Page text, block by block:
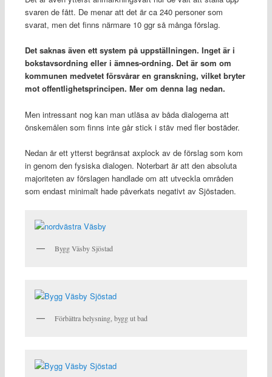
svaren de fått. De menar att det är ca 240 personer som
svarat, men det finns närmare 10 ggr så många förslag.
Det saknas även ett system på uppställningen. Inget är i
bokstavsordning eller i ämnes-ordning. Det är som om
kommunen medvetet försvårar en granskning, vilket bryter
mot offentlighetsprincipen. Mer om denna lag nedan.
Men intressant nog kan man utläsa av båda dialogerna att
önskemålen som finns inte går stick i stäv med fler bostäder.
Nedan är ett ytterst begränsat axplock av de förslag som kom
in genom den fysiska dialogen. Noterbart är att den absoluta
majoriteten av förslagen handlade om att utveckla områden
som endast minimalt hade påverkats negativt av Sjöstaden.
Bygg Väsby Sjöstad
Förbättra belysning, bygg ut bad